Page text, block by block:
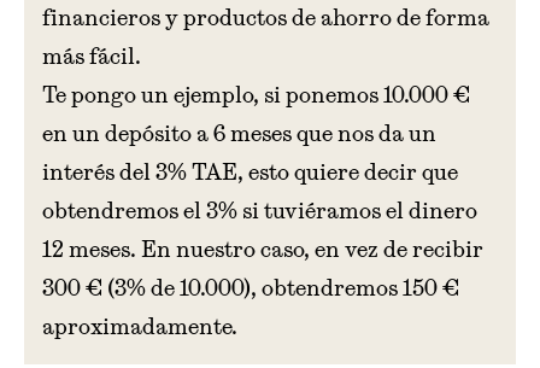
financieros y productos de ahorro de forma
más fácil.
Te pongo un ejemplo, si ponemos 10.000 €
en un depósito a 6 meses que nos da un
interés del 3% TAE, esto quiere decir que
obtendremos el 3% si tuviéramos el dinero
12 meses. En nuestro caso, en vez de recibir
300 € (3% de 10.000), obtendremos 150 €
aproximadamente.